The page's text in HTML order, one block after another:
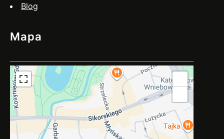
Blog
Mapa